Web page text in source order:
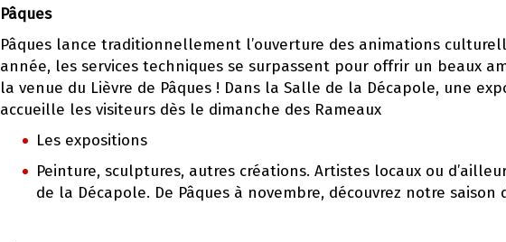
Pâques
Pâques lance traditionnellement l’ouverture des animations
année, les services techniques se surpassent pour offrir un beaux
la venue du Lièvre de Pâques ! Dans la Salle de la Décapole, une
accueille les visiteurs dès le dimanche des Rameaux
Les expositions
Peinture, sculptures, autres créations. Artistes locaux ou
de la Décapole. De Pâques à novembre, découvrez notre saison